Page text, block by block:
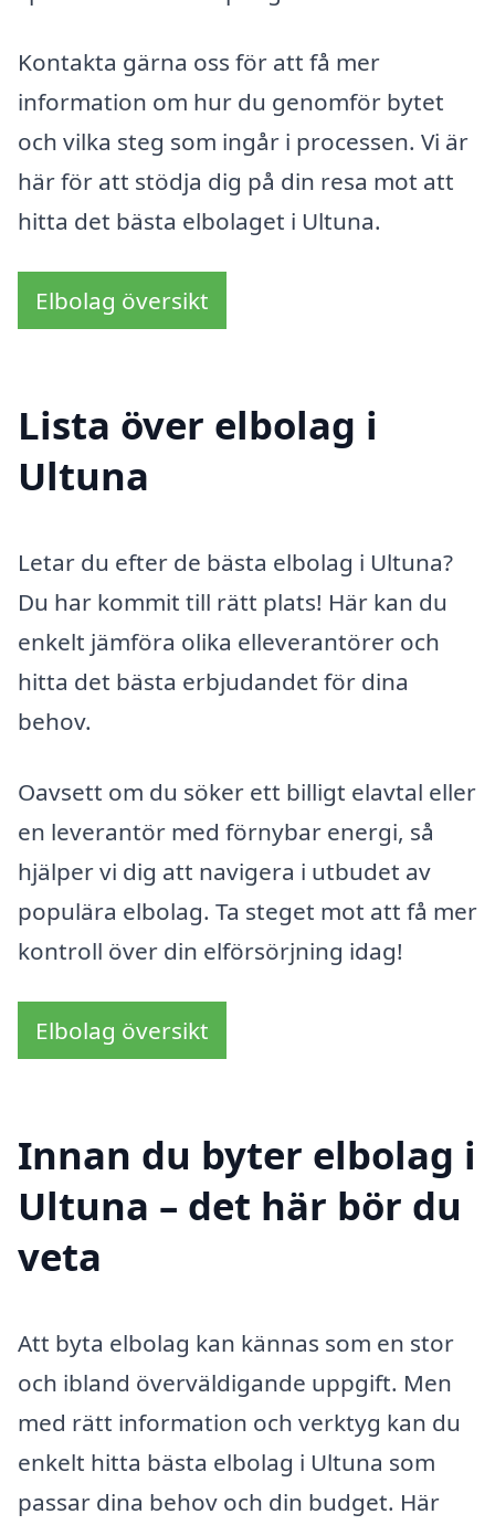
Kontakta gärna oss för att få mer
information om hur du genomför bytet
och vilka steg som ingår i processen. Vi är
här för att stödja dig på din resa mot att
hitta det bästa elbolaget i Ultuna.
Elbolag översikt
Lista över elbolag i
Ultuna
Letar du efter de bästa elbolag i Ultuna?
Du har kommit till rätt plats! Här kan du
enkelt jämföra olika elleverantörer och
hitta det bästa erbjudandet för dina
behov.
Oavsett om du söker ett billigt elavtal eller
en leverantör med förnybar energi, så
hjälper vi dig att navigera i utbudet av
populära elbolag. Ta steget mot att få mer
kontroll över din elförsörjning idag!
Elbolag översikt
Innan du byter elbolag i
Ultuna – det här bör du
veta
Att byta elbolag kan kännas som en stor
och ibland överväldigande uppgift. Men
med rätt information och verktyg kan du
enkelt hitta bästa elbolag i Ultuna som
passar dina behov och din budget. Här